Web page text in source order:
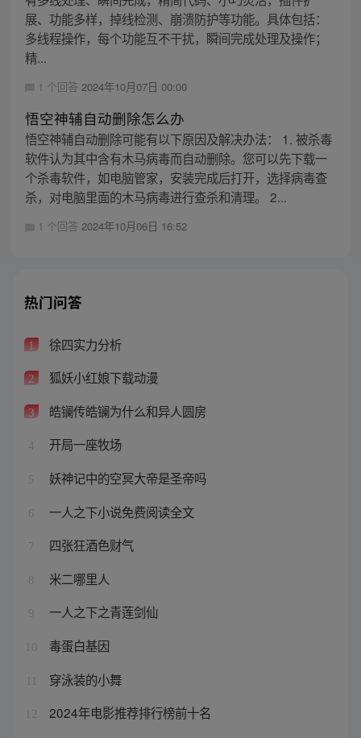
展、功能多样，掉线检测、崩溃防护等功能。具体包括：
多线程操作，每个功能互不干扰，瞬间完成处理及操作；
精...
1 个回答 2024年10月07日 00:00
悟空神辅自动删除怎么办
悟空神辅自动删除可能有以下原因及解决办法： 1. 被杀毒
软件认为其中含有木马病毒而自动删除。您可以先下载一
个杀毒软件，如电脑管家，安装完成后打开，选择病毒查
杀，对电脑里面的木马病毒进行查杀和清理。 2...
1 个回答 2024年10月06日 16:52
热门问答
1 徐四实力分析
2 狐妖小红娘下载动漫
3 皓镧传皓镧为什么和异人圆房
4 开局一座牧场
5 妖神记中的空冥大帝是圣帝吗
6 一人之下小说免费阅读全文
7 四张狂酒色财气
8 米二哪里人
9 一人之下之青莲剑仙
10 毒蛋白基因
穿泳装的小舞
12 2024年电影推荐排行榜前十名